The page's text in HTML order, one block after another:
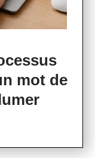
mot de